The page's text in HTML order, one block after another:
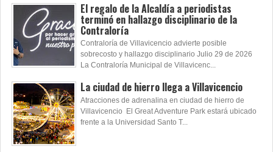
El regalo de la Alcaldía a periodistas
terminó en hallazgo disciplinario de la
Contraloría
Contraloría de Villavicencio advierte posible
sobrecosto y hallazgo disciplinario Julio 29 de 2026
La Contraloría Municipal de Villavicenc...
La ciudad de hierro llega a Villavicencio
Atracciones de adrenalina en ciudad de hierro de
Villavicencio El Great Adventure Park estará ubicado
frente a la Universidad Santo T...